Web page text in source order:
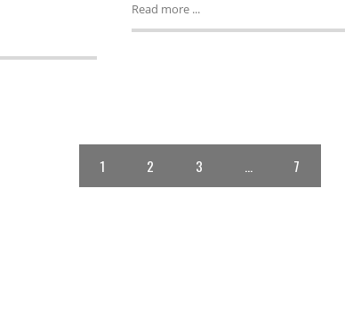
Read more ...
1 2 3 … 7